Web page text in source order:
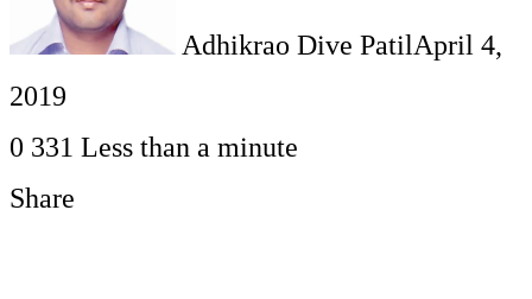
Adhikrao Dive PatilApril 4,
2019
0 331 Less than a minute
Share